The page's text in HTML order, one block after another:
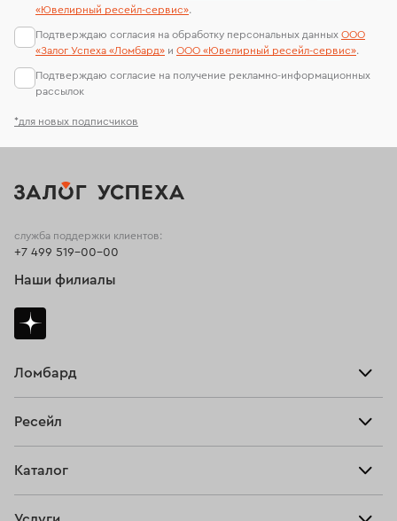
*для новых подписчиков
«Ювелирный ресейл-сервиc».
Подтверждаю согласия на обработку персональных данных ООО
«Залог Успеха «Ломбард» и ООО «Ювелирный ресейл-сервиc».
Подтверждаю согласие на получение рекламно-информационных
рассылок
Ломбард
Тарифы
Ресейл
Каталог
служба поддержки клиентов:
+7 499 519-00-00
Наши филиалы